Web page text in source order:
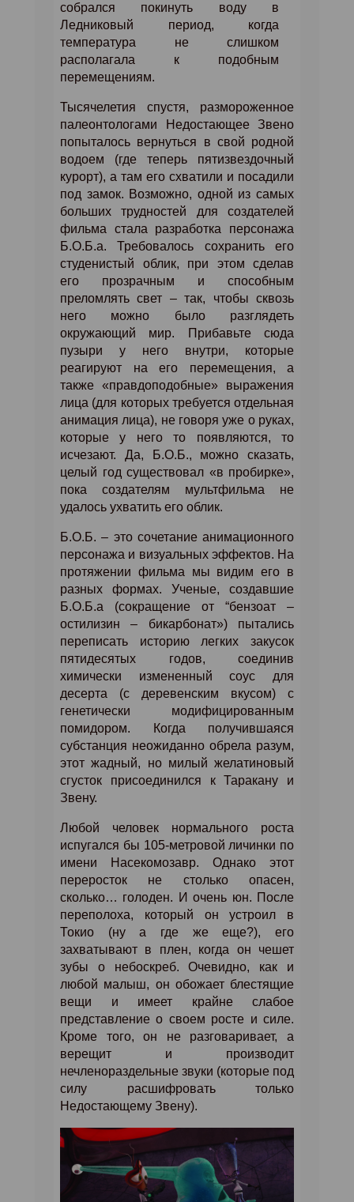
собрался покинуть воду в
Ледниковый период, когда
температура не слишком
располагала к подобным
перемещениям.
Тысячелетия спустя, размороженное
палеонтологами Недостающее Звено
попыталось вернуться в свой родной
водоем (где теперь пятизвездочный
курорт), а там его схватили и посадили
под замок. Возможно, одной из самых
больших трудностей для создателей
фильма стала разработка персонажа
Б.О.Б.а. Требовалось сохранить его
студенистый облик, при этом сделав
его прозрачным и способным
преломлять свет – так, чтобы сквозь
него можно было разглядеть
окружающий мир. Прибавьте сюда
пузыри у него внутри, которые
реагируют на его перемещения, а
также «правдоподобные» выражения
лица (для которых требуется отдельная
анимация лица), не говоря уже о руках,
которые у него то появляются, то
исчезают. Да, Б.О.Б., можно сказать,
целый год существовал «в пробирке»,
пока создателям мультфильма не
удалось ухватить его облик.
Б.О.Б. – это сочетание анимационного
персонажа и визуальных эффектов. На
протяжении фильма мы видим его в
разных формах. Ученые, создавшие
Б.О.Б.а (сокращение от “бензоат –
остилизин – бикарбонат») пытались
переписать историю легких закусок
пятидесятых годов, соединив
химически измененный соус для
десерта (с деревенским вкусом) с
генетически модифицированным
помидором. Когда получившаяся
субстанция неожиданно обрела разум,
этот жадный, но милый желатиновый
сгусток присоединился к Таракану и
Звену.
Любой человек нормального роста
испугался бы 105-метровой личинки по
имени Насекомозавр. Однако этот
переросток не столько опасен,
сколько… голоден. И очень юн. После
переполоха, который он устроил в
Токио (ну а где же еще?), его
захватывают в плен, когда он чешет
зубы о небоскреб. Очевидно, как и
любой малыш, он обожает блестящие
вещи и имеет крайне слабое
представление о своем росте и силе.
Кроме того, он не разговаривает, а
верещит и производит
нечленораздельные звуки (которые под
силу расшифровать только
Недостающему Звену).